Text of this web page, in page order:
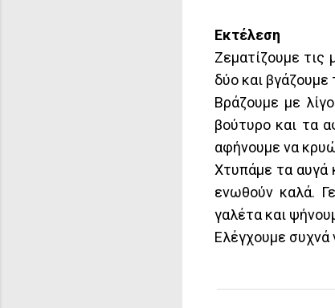
Εκτέλεση
Ζεματίζουμε
δύο και βγάζουμε
Βράζουμε με
βούτυρο και τα
αφήνουμε να
Χτυπάμε τα αυγά
ενωθούν καλά.
γαλέτα και
Ελέγχουμε συχνά